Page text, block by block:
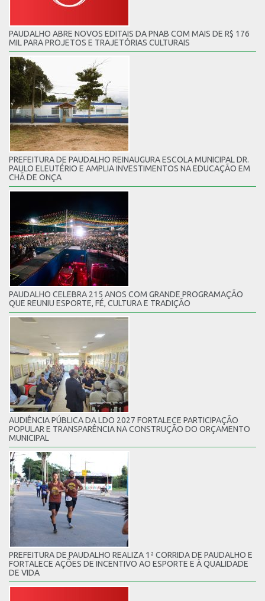
PAUDALHO ABRE NOVOS EDITAIS DA PNAB COM MAIS DE R$ 176
MIL PARA PROJETOS E TRAJETÓRIAS CULTURAIS
PREFEITURA DE PAUDALHO REINAUGURA ESCOLA MUNICIPAL DR.
PAULO ELEUTÉRIO E AMPLIA INVESTIMENTOS NA EDUCAÇÃO EM
CHÃ DE ONÇA
PAUDALHO CELEBRA 215 ANOS COM GRANDE PROGRAMAÇÃO
QUE REUNIU ESPORTE, FÉ, CULTURA E TRADIÇÃO
AUDIÊNCIA PÚBLICA DA LDO 2027 FORTALECE PARTICIPAÇÃO
POPULAR E TRANSPARÊNCIA NA CONSTRUÇÃO DO ORÇAMENTO
MUNICIPAL
PREFEITURA DE PAUDALHO REALIZA 1ª CORRIDA DE PAUDALHO E
FORTALECE AÇÕES DE INCENTIVO AO ESPORTE E À QUALIDADE
DE VIDA